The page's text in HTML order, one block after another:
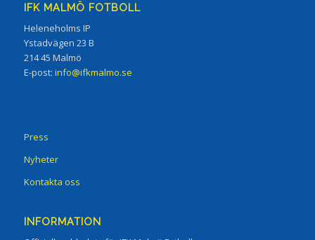
IFK MALMÖ FOTBOLL
Heleneholms IP
Ystadvägen 23 B
214 45 Malmö
E-post: info@ifkmalmo.se
Press
Nyheter
Kontakta oss
INFORMATION